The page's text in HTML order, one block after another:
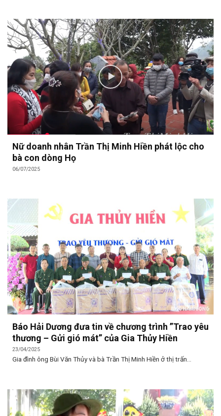
Nữ doanh nhân Trần Thị Minh Hiền phát lộc cho
bà con dòng Họ
06/07/2025
Báo Hải Dương đưa tin về chương trình ”Trao yêu
thương – Gửi gió mát” của Gia Thủy Hiền
23/04/2025
Gia đình ông Bùi Văn Thủy và bà Trần Thị Minh Hiền ở thị trấn...